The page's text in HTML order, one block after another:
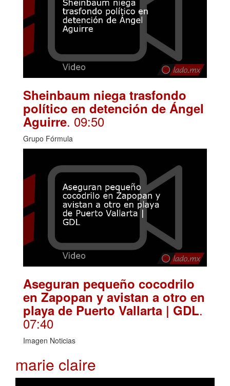
Sheinbaum niega trasfondo
político en detención de Ángel
Aguirre. 09:50
Grupo Fórmula
Aseguran pequeño cocodrilo
en Zapopan y avistan a otro en
playa de Puerto Vallarta | GDL.
07:40
Imagen Noticias
marie claire